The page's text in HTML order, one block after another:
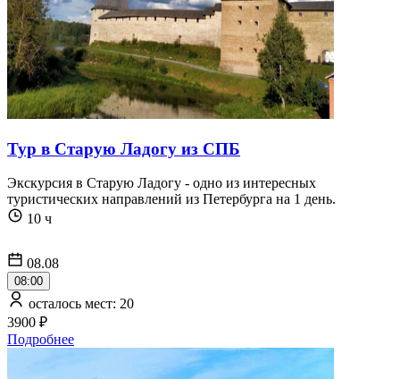
Тур в Старую Ладогу из СПБ
Экскурсия в Старую Ладогу - одно из интересных
туристических направлений из Петербурга на 1 день.
10 ч
08.08
08:00
осталось мест: 20
3900 ₽
Подробнее